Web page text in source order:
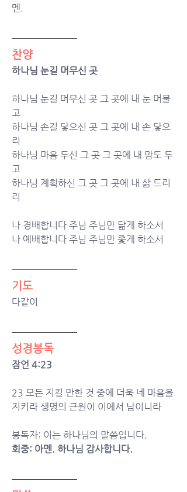
멘.
찬양
하나님 눈길 머무신 곳
하나님 눈길 머무신 곳 그 곳에 내 눈 머물
고
하나님 손길 닿으신 곳 그 곳에 내 손 닿으
리
하나님 마음 두신 그 곳 그 곳에 내 맘도 두
고
하나님 계획하신 그 곳 그 곳에 내 삶 드리
리
나 경배합니다 주님 주님만 닮게 하소서
나 예배합니다 주님 주님만 좇게 하소서
기도
다같이
성경봉독
잠언 4:23
23 모든 지킬 만한 것 중에 더욱 네 마음을
지키라 생명의 근원이 이에서 남이니라
봉독자: 이는 하나님의 말씀입니다.
회중: 아멘. 하나님 감사합니다.